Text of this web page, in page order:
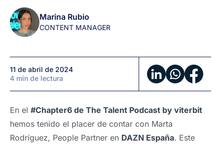
RRHH
de
DAZN
Marina Rubio
CONTENT MANAGER
11 de abril de 2024
4 min de lectura
En el #Chapter6 de The Talent Podcast by viterbit
hemos tenido el placer de contar con Marta
Rodríguez, People Partner en DAZN España. Este